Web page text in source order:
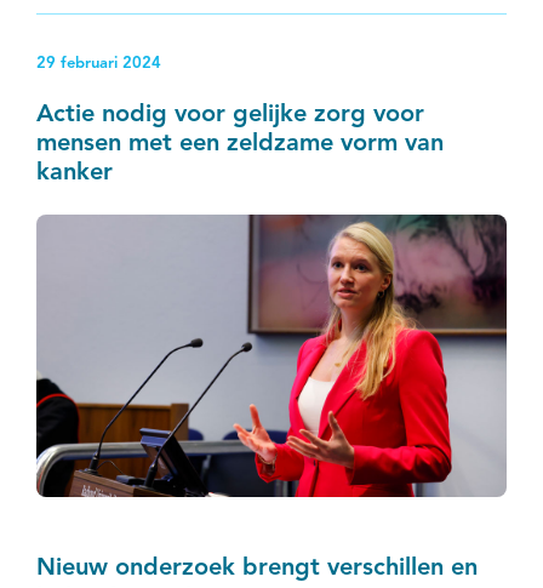
29 februari 2024
Actie nodig voor gelijke zorg voor
mensen met een zeldzame vorm van
kanker
Nieuw onderzoek brengt verschillen en